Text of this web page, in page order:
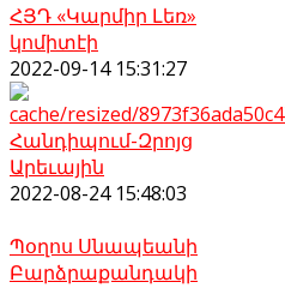
ՀՅԴ «Կարմիր Լեռ»
կոմիտէի
2022-09-14 15:31:27
Հանդիպում-Զրոյց
Արեւային
2022-08-24 15:48:03
Պօղոս Սնապեանի
Բարձրաքանդակի